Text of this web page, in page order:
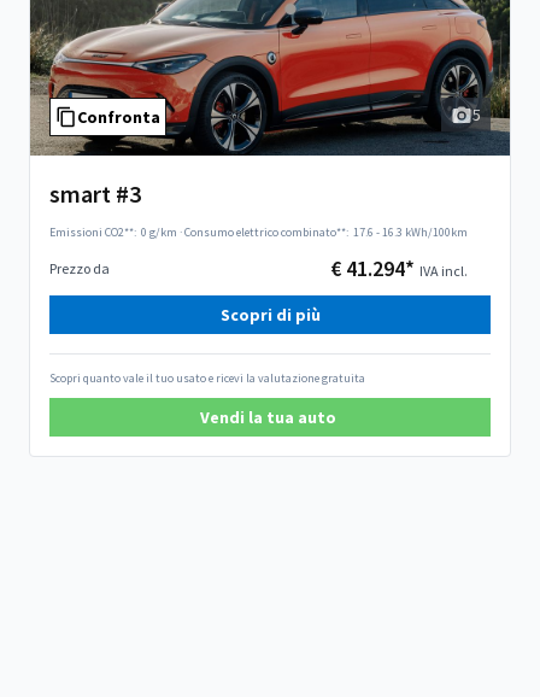
Confronta 5
smart #3
Emissioni CO2**: 0 g/km ·Consumo elettrico combinato**: 17.6 - 16.3 kWh/100km
Prezzo da € 41.294* IVA incl.
Scopri di più
Scopri quanto vale il tuo usato e ricevi la valutazione gratuita
Vendi la tua auto